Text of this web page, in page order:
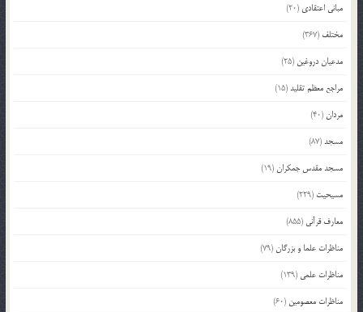
مبانی اعتقادی (20)
مختلف (367)
مدعیان دروغین (25)
مراجع معظم تقلید(15)
مردان(40)
مسجد(87)
مسجد مقدس جمکران(19)
مسیحیت (229)
معارف قرآنی (855)
مناظرات علما و بزرگان(79)
مناظرات علمی (139)
مناظرات معصومین (60)